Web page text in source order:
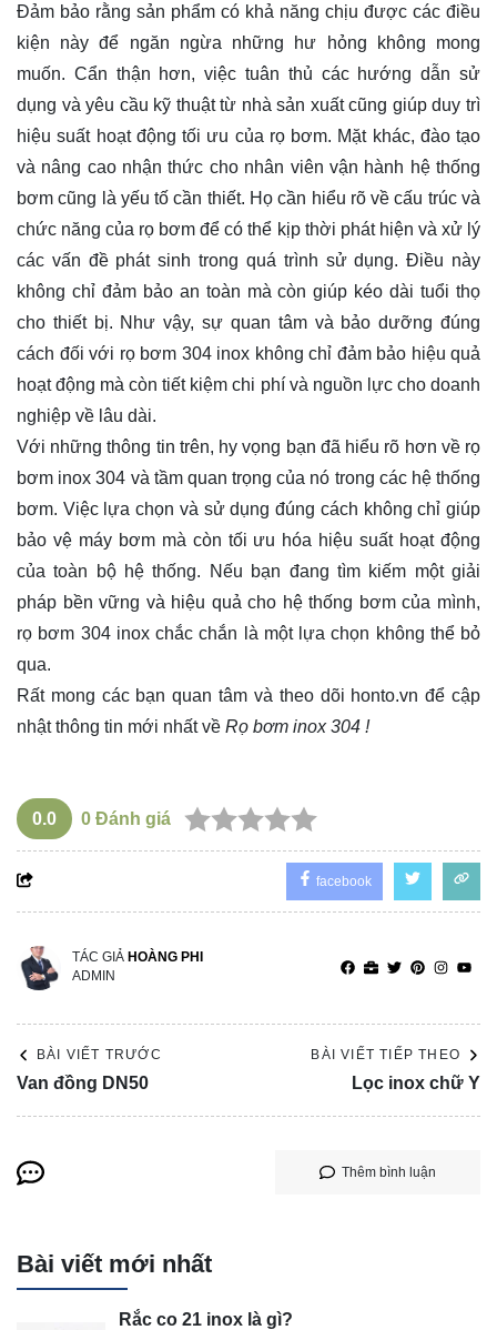
Đảm bảo rằng sản phẩm có khả năng chịu được các điều
kiện này để ngăn ngừa những hư hỏng không mong
muốn. Cẩn thận hơn, việc tuân thủ các hướng dẫn sử
dụng và yêu cầu kỹ thuật từ nhà sản xuất cũng giúp duy trì
hiệu suất hoạt động tối ưu của rọ bơm. Mặt khác, đào tạo
và nâng cao nhận thức cho nhân viên vận hành hệ thống
bơm cũng là yếu tố cần thiết. Họ cần hiểu rõ về cấu trúc và
chức năng của rọ bơm để có thể kịp thời phát hiện và xử lý
các vấn đề phát sinh trong quá trình sử dụng. Điều này
không chỉ đảm bảo an toàn mà còn giúp kéo dài tuổi thọ
cho thiết bị. Như vậy, sự quan tâm và bảo dưỡng đúng
cách đối với rọ bơm 304 inox không chỉ đảm bảo hiệu quả
hoạt động mà còn tiết kiệm chi phí và nguồn lực cho doanh
nghiệp về lâu dài.
Với những thông tin trên, hy vọng bạn đã hiểu rõ hơn về rọ
bơm inox 304 và tầm quan trọng của nó trong các hệ thống
bơm. Việc lựa chọn và sử dụng đúng cách không chỉ giúp
bảo vệ máy bơm mà còn tối ưu hóa hiệu suất hoạt động
của toàn bộ hệ thống. Nếu bạn đang tìm kiếm một giải
pháp bền vững và hiệu quả cho hệ thống bơm của mình,
rọ bơm 304 inox chắc chắn là một lựa chọn không thể bỏ
qua.
Rất mong các bạn quan tâm và theo dõi honto.vn để cập
nhật thông tin mới nhất về Rọ bơm inox 304 !
0.0 0 Đánh giá
facebook
TÁC GIẢ HOÀNG PHI
ADMIN
BÀI VIẾT TRƯỚC
Van đồng DN50
BÀI VIẾT TIẾP THEO
Lọc inox chữ Y
Thêm bình luận
Bài viết mới nhất
Rắc co 21 inox là gì?